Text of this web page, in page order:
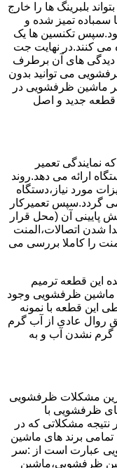
بلبرینگ ها را خارج
تمیز شده و
تکنسین ها یک
می کنند.در نهایت جت
های آن برطرف
می توانید بدون
ماشین ظرفشویی در
قطعه جدید و اصل
نمایندگی تعمیر
ارائه می دهد.روند
مورد نیاز،دستگاه
گردد.سپس تعمیرکار
پایینی آن (محل قرار
شدن اتصالات،المنت
را کاملا بررسی می
این قطعه ترمیم
ماشین ظرفشویی وجود
این قطعه با نمونه
روال عادی از آب گرم
گرم نشدن آب و به
ترین مشکلات ظرفشویی
ظرفشویی با
مشکلاتی که در
برند های ماشین
عبارت است از :سر
ظرفشویی،ماشین